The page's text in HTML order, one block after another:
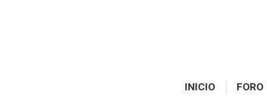
INICIO FORO